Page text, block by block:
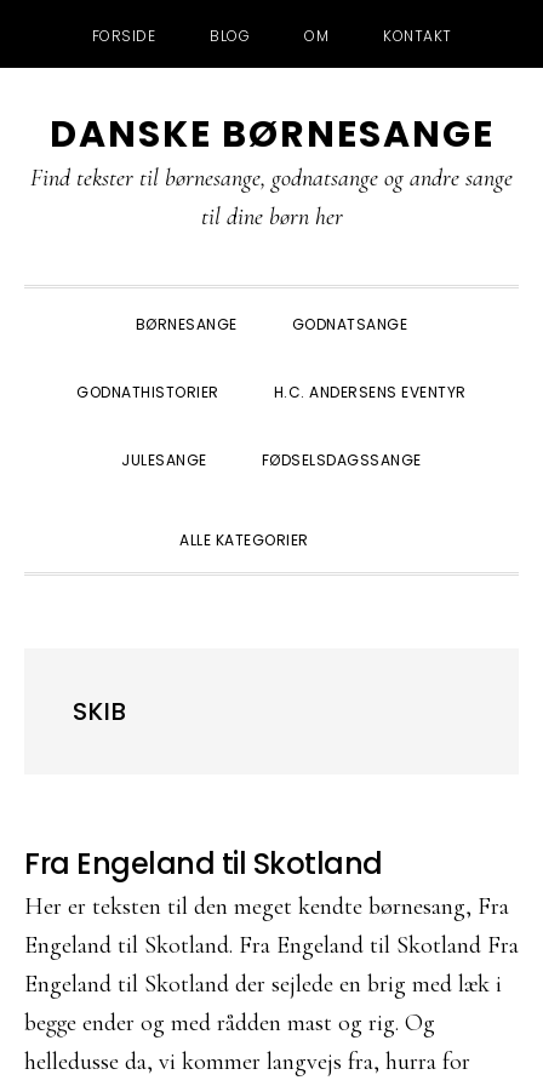
FORSIDE BLOG OM KONTAKT
direkte
til
indhold
direkte
til
direkte
til
DANSKE BØRNESANGE
Find tekster til børnesange, godnatsange og andre sange
til dine børn her
BØRNESANGE GODNATSANGE
GODNATHISTORIER H.C. ANDERSENS EVENTYR
JULESANGE FØDSELSDAGSSANGE
ALLE KATEGORIER
SKIB
Fra Engeland til Skotland
Her er teksten til den meget kendte børnesang, Fra
Engeland til Skotland. Fra Engeland til Skotland Fra
Engeland til Skotland der sejlede en brig med læk i
begge ender og med rådden mast og rig. Og
helledusse da, vi kommer langvejs fra, hurra for